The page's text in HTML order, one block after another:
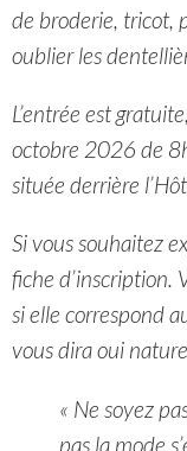
de broderie, tricot,
oublier les
L’entrée est
octobre 2026 de
située derrière
Si vous souhaitez
fiche d’inscription.
si elle correspond
vous dira oui
« Ne soyez
pas la mode